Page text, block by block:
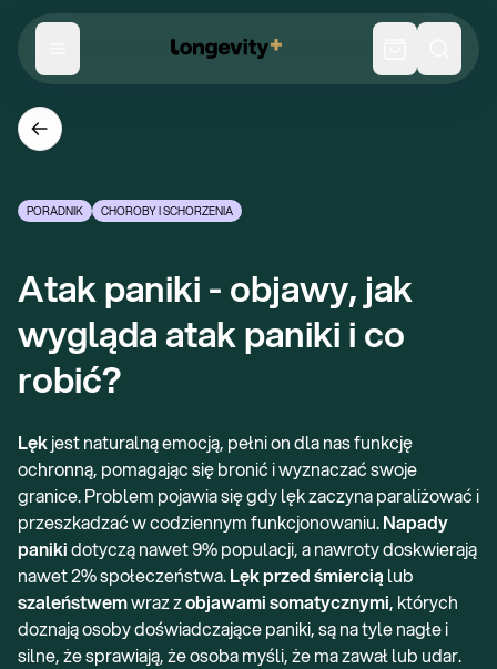
PORADNIK CHOROBY I SCHORZENIA
Atak paniki - objawy, jak
wygląda atak paniki i co
robić?
Lękjest naturalną emocją, pełni on dla nas funkcję
ochronną, pomagając się bronić i wyznaczać swoje
granice. Problem pojawia się gdy lęk zaczyna paraliżować i
przeszkadzać w codziennym funkcjonowaniu.Napady
panikidotyczą nawet 9% populacji, a nawroty doskwierają
nawet 2% społeczeństwa.Lęk przed śmiercią lub
szaleństwemwraz zobjawami somatycznymi, których
doznają osoby doświadczające paniki, są na tyle nagłe i
silne, że sprawiają, że osoba myśli, że ma zawał lub udar.